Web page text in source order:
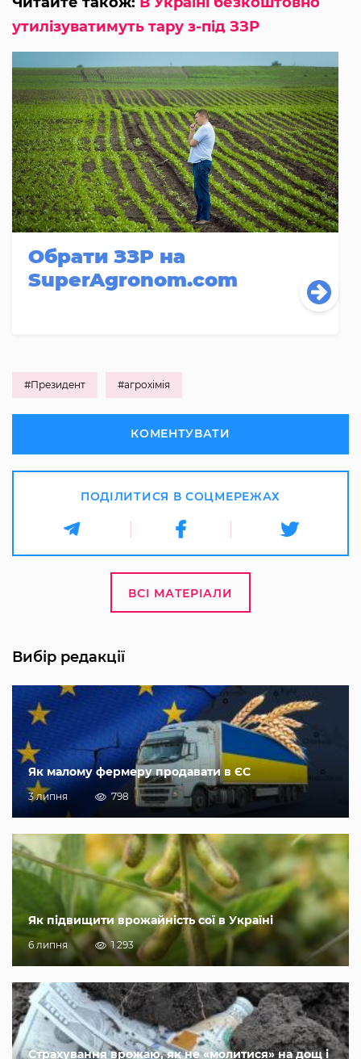
утилізуватимуть тару з-під ЗЗР
Обрати ЗЗР на
SuperAgronom.com
#Президент #агрохімія
КОМЕНТУВАТИ
ПОДІЛИТИСЯ В СОЦМЕРЕЖАХ
ВСІ МАТЕРІАЛИ
Вибір редакції
Як малому фермеру продавати в ЄС
3 липня 798
Як підвищити врожайність сої в Україні
6 липня 1 293
Страхування врожаю, як не «молитися» на дощ і